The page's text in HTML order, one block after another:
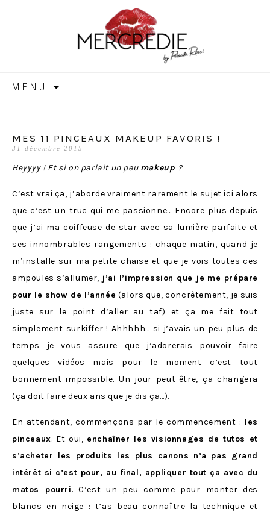
MERCREDIE
MENU
MES 11 PINCEAUX MAKEUP FAVORIS !
31 décembre 2015
Heyyyy ! Et si on parlait un peu makeup ?
C’est vrai ça, j’aborde vraiment rarement le sujet ici alors
que c’est un truc qui me passionne… Encore plus depuis
que j’ai ma coiffeuse de star avec sa lumière parfaite et
ses innombrables rangements : chaque matin, quand je
m’installe sur ma petite chaise et que je vois toutes ces
ampoules s’allumer, j’ai l’impression que je me prépare
pour le show de l’année (alors que, concrètement, je suis
juste sur le point d’aller au taf) et ça me fait tout
simplement surkiffer ! Ahhhhh… si j’avais un peu plus de
temps je vous assure que j’adorerais pouvoir faire
quelques vidéos mais pour le moment c’est tout
bonnement impossible. Un jour peut-être, ça changera
(ça doit faire deux ans que je dis ça…).
En attendant, commençons par le commencement : les
pinceaux. Et oui, enchaîner les visionnages de tutos et
s’acheter les produits les plus canons n’a pas grand
intérêt si c’est pour, au final, appliquer tout ça avec du
matos pourri. C’est un peu comme pour monter des
blancs en neige : t’as beau connaître la technique et